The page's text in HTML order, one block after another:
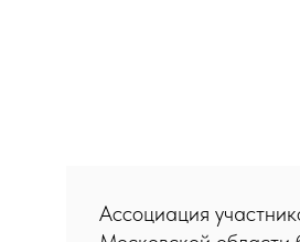
Ассоциация